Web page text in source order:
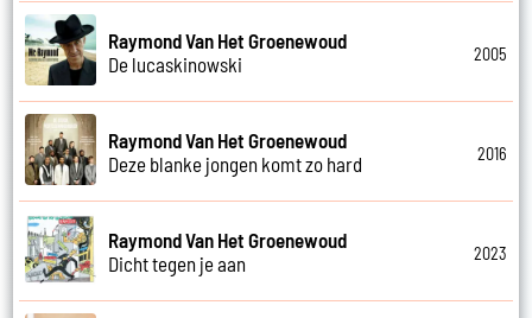
Raymond Van Het Groenewoud
De lucaskinowski
2005
Raymond Van Het Groenewoud
Deze blanke jongen komt zo hard
2016
Raymond Van Het Groenewoud
Dicht tegen je aan
2023